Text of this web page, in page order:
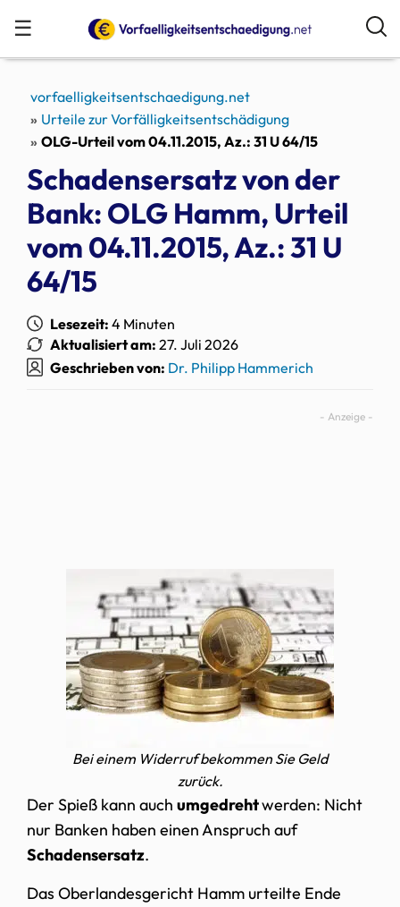
☰
vorfaelligkeitsentschaedigung.net
Urteile zur Vorfälligkeitsentschädigung
OLG-Urteil vom 04.11.2015, Az.: 31 U 64/15
Schadensersatz von der
Bank: OLG Hamm, Urteil
vom 04.11.2015, Az.: 31 U
64/15
Lesezeit: 4 Minuten
Aktualisiert am: 27. Juli 2026
Geschrieben von: Dr. Philipp Hammerich
Bei einem Widerruf bekommen Sie Geld
zurück.
Der Spieß kann auch umgedrehtwerden: Nicht
nur Banken haben einen Anspruch auf
Schadensersatz.
Das Oberlandesgericht Hamm urteilte Ende